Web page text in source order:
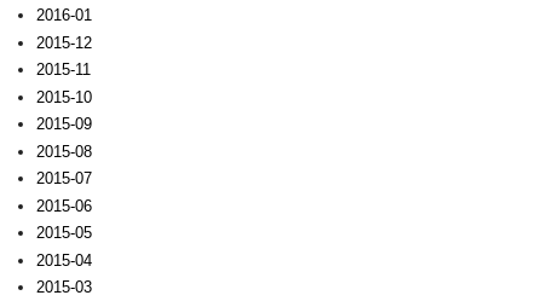
2016-01
2015-12
2015-11
2015-10
2015-09
2015-08
2015-07
2015-06
2015-05
2015-04
2015-03